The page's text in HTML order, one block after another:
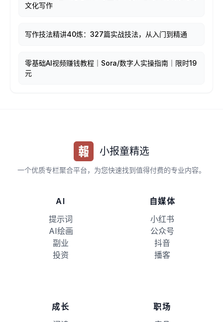
文化写作
写作技法精讲40炼：327篇实战技法，从入门到精通
零基础AI视频赚钱教程｜Sora/数字人实操指南｜限时19
元
小报童精选
一个优质专栏聚合平台，为您快速找到值得付费的专业内容。
AI
提示词
AI绘画
副业
投资
自媒体
小红书
公众号
抖音
播客
成长
职场